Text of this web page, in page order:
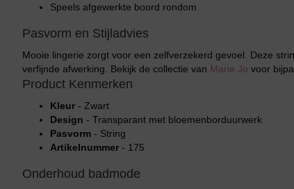
Speels afgewerkte boord rondom
Pasvorm en Stijladvies
Mooie lingerie zorgt voor een zelfverzekerd gevoel. Deze
verfijnde afwerking. Bekijk de collectie van Marie Jo voor
Product Kenmerken
Kleur - Zwart
Design - Transparant met bloemenborduurwerk
Pasvorm - String
Artikelnummer - 175
Onderhoud badmode